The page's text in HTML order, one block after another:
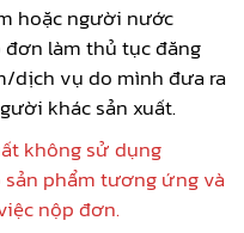
hoặc người nước
làm thủ tục đăng
dịch vụ do mình đưa ra
khác sản xuất.
không sử dụng
phẩm tương ứng và
nộp đơn.